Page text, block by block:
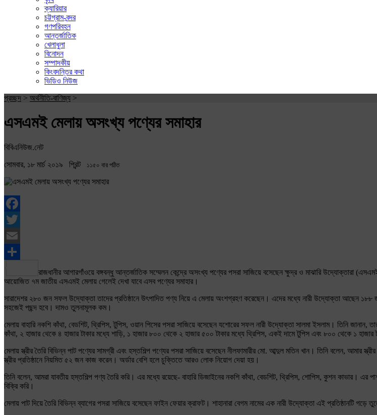
ক্যারিয়ার
চট্টগ্রাম-বন্দর
গণপরিবহন
আন্তর্জাতিক
খেলাধুলা
বিনোদন
সম্পাদকীয়
কিংবদন্তির কথা
ভিডিও নিউজ
প্রচ্ছদ > অর্থনীতি-বাণিজ্য >
এসএমই মেলায় অসংখ্য পণ্যের সমাহার
বিবিএনিউজ.নেট
সোমবার, ১৮ মার্চ ২০১৯ প্রিন্ট ১১৫০ বার পঠিত
Facebook
Twitter
Email
Share
রাজধানীর আগারগাঁওয়ে বঙ্গবন্ধু আন্তর্জাতিক সম্মেলন কেন্দ্রে অসংখ্য পণ্যের পসরা সাজিয়ে বসেছেন ক্ষুদ্র ও মাঝারি উদ্যোক্তারা
আয়োজিত ৭ম জাতীয় এসএমই মেলায় গেলেই দেখা যাবে এসব পণ্যের সমাহার।
সারাদেশর ২৮০ জন সফল উদ্যোক্তা তাদের প্রতিষ্ঠানে উৎপাদিত পণ্য নিয়ে এ মেলায় অংশগ্রহণ করেছেন। এদের মধ্যে নারী উদ্যোক্তা আছেন
সহজেই পছন্দ হবে। দামও তুলনামূলক কম।
মেলায় বাহারি নকশি কাঁথা, বেডশিট, থ্রিপিস, টুপিস, ওয়ান পিসের পসরা সাজিয়ে বসেছেন যশোরের সফল নারী উদ্যোক্তা সালমা ইসলাম। তিনি
কাঁথা, ২ হাজার থেকে ৪ হাজার টাকার মধ্যে শাড়ি, ১ হাজার ৮০০ থেকে ২ হাজার ৫০০ টাকার মধ্যে থ্রিপিস, একই দামে টুপিস এবং ৮০০ থেকে ১ হাজার
মেলায় স্ত্রীর তৈরি বিভিন্ন পাট পণ্যের সামগ্রী এবং হস্তশিল্প পণ্যের পসরা সাজিয়ে বসেছেন নীলফামারীর মো. আব্দুল মতিন খান। তিনি বলেন,
স্ত্রীর প্রতিষ্ঠানে নিয়মিত ৫২ জন কাজ করেন। অর্ডার বেশি হলে চুক্তিতে আরও লোক নিয়োগ দেয়া হয়।
তিনি বলেন, আমরা যাবতীয় হস্তশিল্প পণ্য তৈরি করি। এর মধ্যে রয়েছে- বাহারি ডিজাইনের নকশি কাঁথা, বেডশিট, থ্রিপিস, শোপিস, কুশন কাভার।
বিক্রি করি।
মেলায় পাট দিয়ে তৈরি বিভিন্ন ব্যাগের পসরা সাজিয়ে বসেছেন ফাইন ফেয়ার ক্রাফট। শাহানারা বেগম নামের এক নারী উদ্যোক্তা এই প্রতিষ্ঠানটি গড়ে